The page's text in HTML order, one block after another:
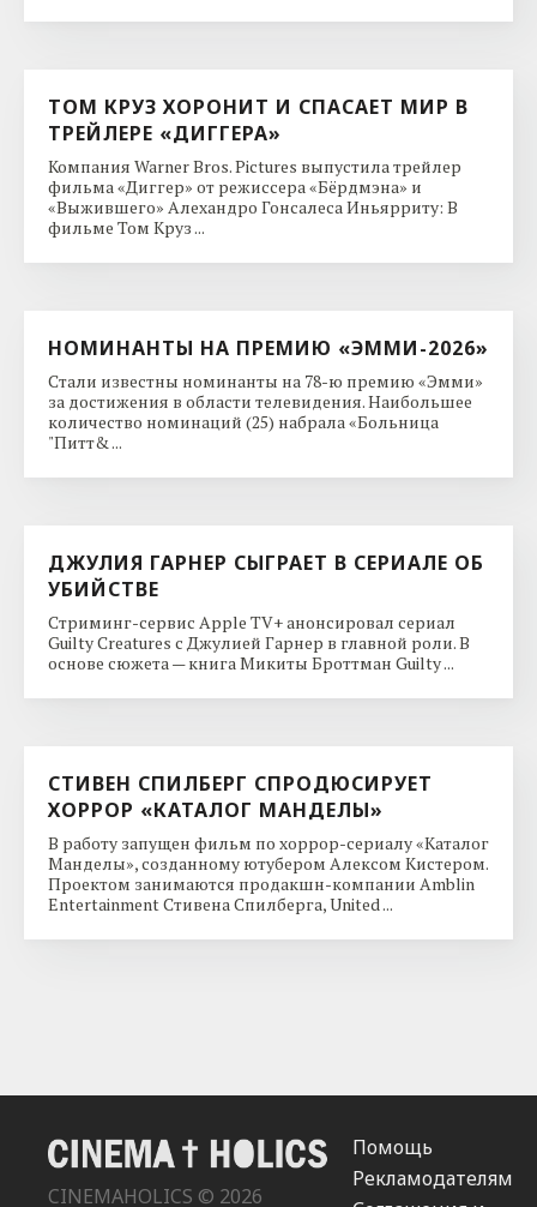
ТОМ КРУЗ ХОРОНИТ И СПАСАЕТ МИР В
ТРЕЙЛЕРЕ «ДИГГЕРА»
Компания Warner Bros. Pictures выпустила трейлер
фильма «Диггер» от режиссера «Бёрдмэна» и
«Выжившего» Алехандро Гонсалеса Иньярриту: В
фильме Том Круз ...
НОМИНАНТЫ НА ПРЕМИЮ «ЭММИ-2026»
Стали известны номинанты на 78-ю премию «Эмми»
за достижения в области телевидения. Наибольшее
количество номинаций (25) набрала «Больница
"Питт& ...
ДЖУЛИЯ ГАРНЕР СЫГРАЕТ В СЕРИАЛЕ ОБ
УБИЙСТВЕ
Стриминг-сервис Apple TV+ анонсировал сериал
Guilty Creatures с Джулией Гарнер в главной роли. В
основе сюжета — книга Микиты Броттман Guilty ...
СТИВЕН СПИЛБЕРГ СПРОДЮСИРУЕТ
ХОРРОР «КАТАЛОГ МАНДЕЛЫ»
В работу запущен фильм по хоррор-сериалу «Каталог
Манделы», созданному ютубером Алексом Кистером.
Проектом занимаются продакшн-компании Amblin
Entertainment Стивена Спилберга, United ...
CINEMAHOLICS © 2026
Помощь
Рекламодателям